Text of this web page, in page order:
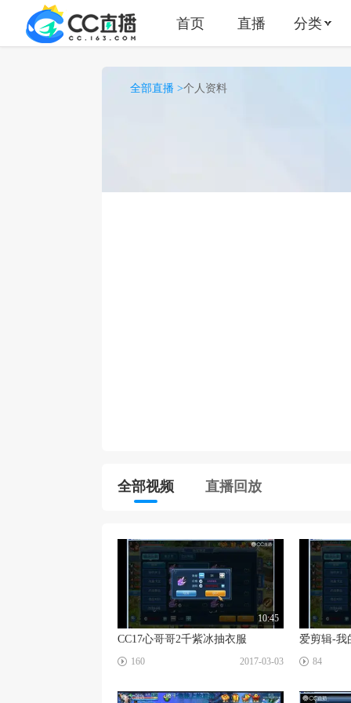
首页 直播 分类
全部直播 >个人资料
全部视频 直播回放
☑
10:45
CC17心哥哥2千紫冰抽衣服
160 2017-03-03
☑
爱剪辑-我
84